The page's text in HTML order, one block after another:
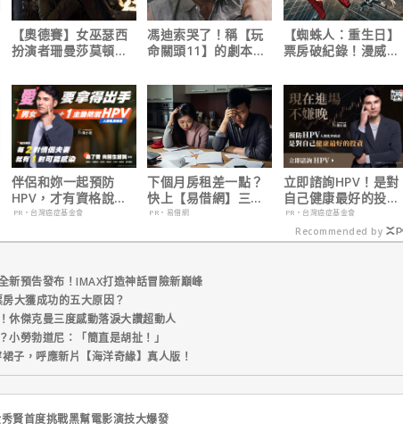
【奧德賽】女巫瑟西
扮演者珊曼莎莫頓曝
戲！
馮迪索哭了！稱【玩
命關頭11】的劇本是
【蜘蛛人：重生日】
票房破紀錄！漫威總
讚！
伴侶和妳一起預防
HPV，才有資格說愛
妳！
PR・台灣癌症基金會
下個月房租差一點？
快上【易借網】三分
鐘解決燃眉之急
PR・易借網
立即諮詢HPV！是對
自己健康最好的投
資，把握現在不嫌
晚！
PR・台灣癌症基金會
Recommended by
新預告發布！IMAX打造神話冒險新巔峰
大獲成功的五大原因？
休傑克曼三度感動落淚大讚超動人
小勞勃道尼：「簡直是胡扯！」
子，呼應新片【海洋奇緣】真人版！
秀賢首度挑戰黑幫電影演技大爆發